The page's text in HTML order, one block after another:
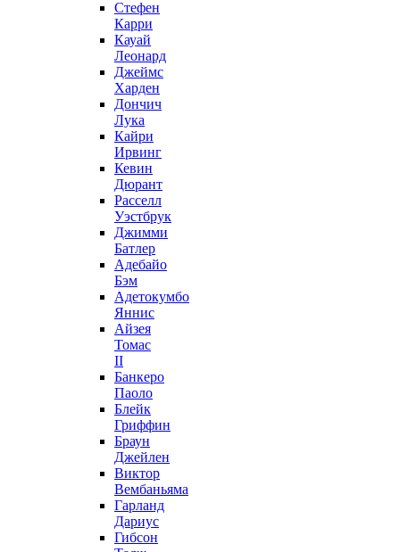
Стефен
Карри
Кауай
Леонард
Джеймс
Харден
Дончич
Лука
Кайри
Ирвинг
Кевин
Дюрант
Расселл
Уэстбрук
Джимми
Батлер
Адебайо
Бэм
Адетокумбо
Яннис
Айзея
Томас
II
Банкеро
Паоло
Блейк
Гриффин
Браун
Джейлен
Виктор
Вембаньяма
Гарланд
Дариус
Гибсон